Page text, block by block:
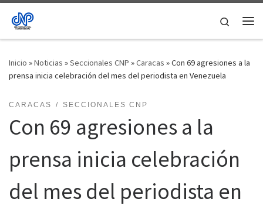
Saltar al contenido
Search
Inicio »Noticias »Seccionales CNP »Caracas »Con 69 agresiones a la
prensa inicia celebración del mes del periodista en Venezuela
CARACAS SECCIONALES CNP
Con 69 agresiones a la
prensa inicia celebración
del mes del periodista en